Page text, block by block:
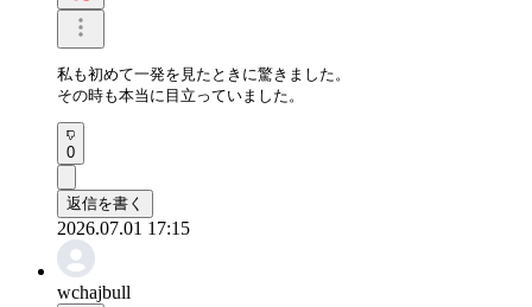
私も初めて一発を見たときに驚きました。
その時も本当に目立っていました。
0
返信を書く
2026.07.01 17:15
wchajbull